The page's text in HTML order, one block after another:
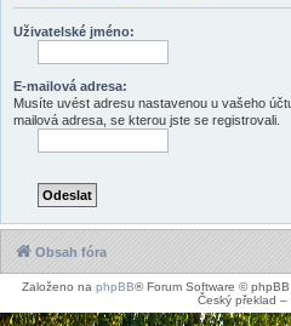
Uživatelské jméno:
E-mailová adresa:
Musíte uvést adresu nastavenou u vašeho
mailová adresa, se kterou jste se registrovali.
Obsah fóra
Založeno na phpBB® Forum Software ©
Český překlad –